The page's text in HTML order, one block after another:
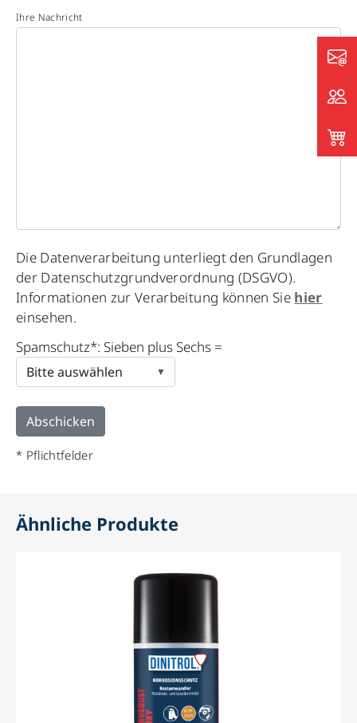
Ihre Nachricht
Please
leave
this
field
empty.
Die Datenverarbeitung unterliegt den Grundlagen
der Datenschutzgrundverordnung (DSGVO).
Informationen zur Verarbeitung können Sie hier
einsehen.
Spamschutz*: Sieben plus Sechs =
* Pflichtfelder
Ähnliche Produkte